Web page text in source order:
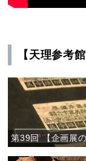
【天理参考